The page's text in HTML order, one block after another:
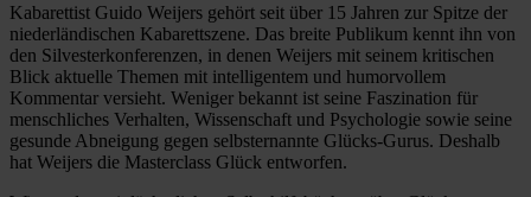
Kabarettist Guido Weijers gehört seit über 15 Jahren zur Spitze der
niederländischen Kabarettszene. Das breite Publikum kennt ihn von
den Silvesterkonferenzen, in denen Weijers mit seinem kritischen
Blick aktuelle Themen mit intelligentem und humorvollem
Kommentar versieht. Weniger bekannt ist seine Faszination für
menschliches Verhalten, Wissenschaft und Psychologie sowie seine
gesunde Abneigung gegen selbsternannte Glücks-Gurus. Deshalb
hat Weijers die Masterclass Glück entworfen.